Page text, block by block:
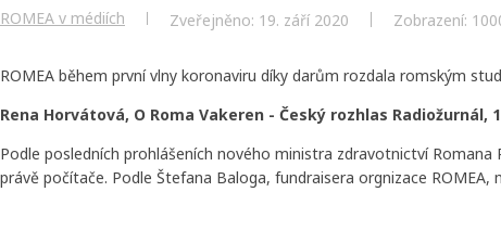
ROMEA v médiích Zveřejněno: 19. září 2020 Zobrazení:
ROMEA během první vlny koronaviru díky darům rozdala romským
Rena Horvátová, O Roma Vakeren - Český rozhlas Radiožurnál,
Podle posledních prohlášeních nového ministra zdravotnictví
právě počítače. Podle Štefana Baloga, fundraisera orgnizace